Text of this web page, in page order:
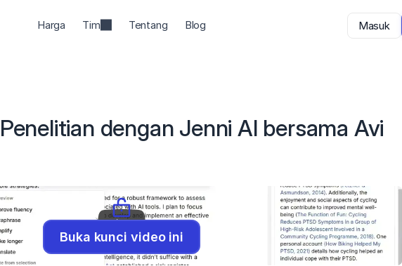
dengan Jenni AI bersama Avi
Buka kunci video ini
Harga Tim Tentang Blog Masuk